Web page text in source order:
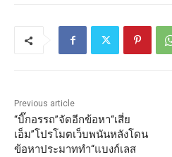
Previous article
“บิ๊กอรรถ”จัดอีกข้อหา“เสี่ย
เอ็ม”โปรโมตเว็บพนันหลังโดน
ข้อหาประมาททำ“แบงก์เลส